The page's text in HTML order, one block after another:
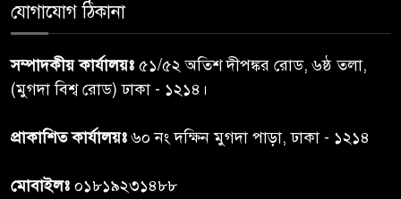
মাঝে ১৩ লক্ষ ১৫ হাজার টাকা
বিতরণ
৬
বান্দরবানে বন্যায় ক্ষতিগ্রস্তদের
যোগাযোগ ঠিকানা
সম্পাদকীয় কার্যালয়ঃ ৫১/৫২ অতিশ দীপঙ্কর রোড, ৬ষ্ঠ তলা,
(মুগদা বিশ্ব রোড) ঢাকা - ১২১৪।
প্রাকাশিত কার্যালয়ঃ৬০ নং দক্ষিন মুগদা পাড়া, ঢাকা - ১২১৪
মোবাইলঃ ০১৮১৯২৩১৪৮৮